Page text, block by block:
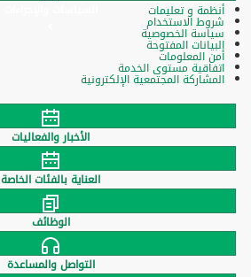
أنظمة و تعليمات
شروط الاستخدام
سياسة الخصوصية
البيانات المفتوحة
أمن المعلومات
اتفاقية مستوى الخدمة
المشاركة المجتمعية الإلكترونية
الأخبار والفعاليات
العناية بالفئات الخاصة
الوظائف
التواصل والمساعدة